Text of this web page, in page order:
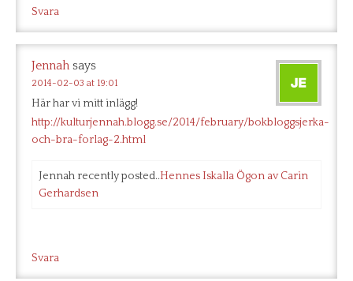
Svara
Jennah says
2014-02-03 at 19:01
Här har vi mitt inlägg!
http://kulturjennah.blogg.se/2014/february/bokbloggsjerka-
och-bra-forlag-2.html
Jennah recently posted..Hennes Iskalla Ögon av Carin
Gerhardsen
Svara